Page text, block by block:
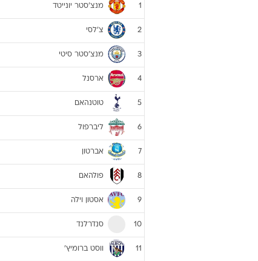
1 מנצ'סטר יונייטד
2 צ'לסי
3 מנצ'סטר סיטי
4 ארסנל
5 טוטנהאם
6 ליברפול
7 אברטון
8 פולהאם
9 אסטון וילה
10 סנדרלנד
11 ווסט ברומיץ'